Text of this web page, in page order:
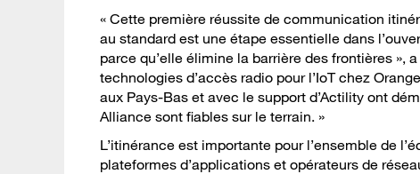
« Cette première réussite de communication
au standard est une étape essentielle dans
parce qu’elle élimine la barrière des frontières »,
technologies d’accès radio pour l’IoT chez
aux Pays-Bas et avec le support d’Actility ont
Alliance sont fiables sur le terrain. »
L’itinérance est importante pour l’ensemble de
plateformes d’applications et opérateurs de